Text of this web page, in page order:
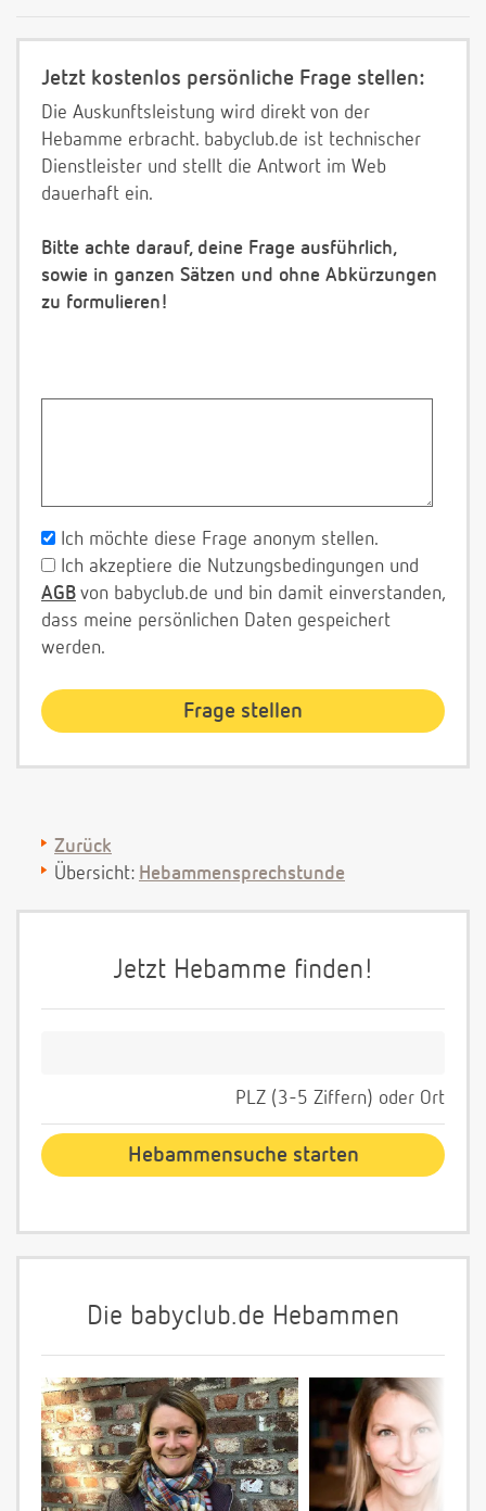
Jetzt kostenlos persönliche Frage stellen:
Die Auskunftsleistung wird direkt von der
Hebamme erbracht. babyclub.de ist technischer
Dienstleister und stellt die Antwort im Web
dauerhaft ein.
Bitte achte darauf, deine Frage ausführlich,
sowie in ganzen Sätzen und ohne Abkürzungen
zu formulieren!
Ich möchte diese Frage anonym stellen.
Ich akzeptiere die Nutzungsbedingungen und
AGB von babyclub.de und bin damit einverstanden,
dass meine persönlichen Daten gespeichert
werden.
Zurück
Übersicht: Hebammensprechstunde
Jetzt Hebamme finden!
PLZ (3-5 Ziffern) oder Ort
Die babyclub.de Hebammen